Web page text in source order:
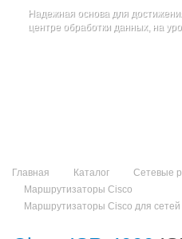
Надежная основа для
центре обработки данных, на
Созданы для сокращения общей
повышение адаптивности
дополнительные
Главная Каталог
Сетевые
Маршрутизаторы Cisco
Маршрутизаторы Cisco для